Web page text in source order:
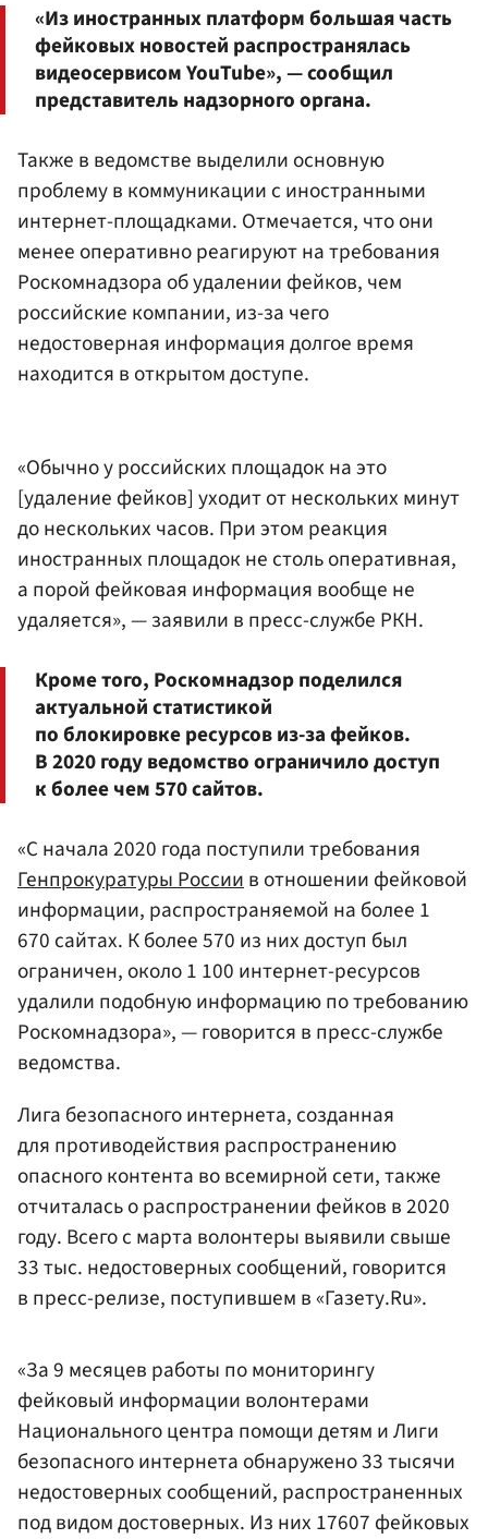
«Из иностранных платформ большая часть
фейковых новостей распространялась
видеосервисом YouTube», — сообщил
представитель надзорного органа.
Также в ведомстве выделили основную
проблему в коммуникации с иностранными
интернет-площадками. Отмечается, что они
менее оперативно реагируют на требования
Роскомнадзора об удалении фейков, чем
российские компании, из-за чего
недостоверная информация долгое время
находится в открытом доступе.
«Обычно у российских площадок на это
[удаление фейков] уходит от нескольких минут
до нескольких часов. При этом реакция
иностранных площадок не столь оперативная,
а порой фейковая информация вообще не
удаляется», — заявили в пресс-службе РКН.
Кроме того, Роскомнадзор поделился
актуальной статистикой
по блокировке ресурсов из-за фейков.
В 2020 году ведомство ограничило доступ
к более чем 570 сайтов.
«С начала 2020 года поступили требования
Генпрокуратуры Россиив отношении фейковой
информации, распространяемой на более 1
670 сайтах. К более 570 из них доступ был
ограничен, около 1 100 интернет-ресурсов
удалили подобную информацию по требованию
Роскомнадзора», — говорится в пресс-службе
ведомства.
Лига безопасного интернета, созданная
для противодействия распространению
опасного контента во всемирной сети, также
отчиталась о распространении фейков в 2020
году. Всего с марта волонтеры выявили свыше
33 тыс. недостоверных сообщений, говорится
в пресс-релизе, поступившем в «Газету.Ru».
«За 9 месяцев работы по мониторингу
фейковый информации волонтерами
Национального центра помощи детям и Лиги
безопасного интернета обнаружено 33 тысячи
недостоверных сообщений, распространенных
под видом достоверных. Из них 17607 фейковых